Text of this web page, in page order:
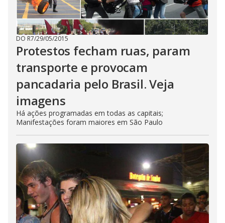
DO R7/29/05/2015
Protestos fecham ruas, param
transporte e provocam
pancadaria pelo Brasil. Veja
imagens
Há ações programadas em todas as capitais;
Manifestações foram maiores em São Paulo